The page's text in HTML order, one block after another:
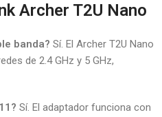
Archer T2U Nano
banda? Sí. El Archer T2U Nano
de 2.4 GHz y 5 GHz,
Sí. El adaptador funciona con